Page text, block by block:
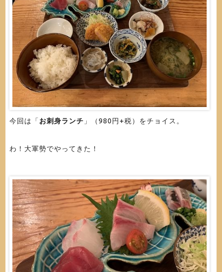
今回は「 お刺身ランチ 」（980円+税）をチョイス。
わ！大軍勢でやってきた！